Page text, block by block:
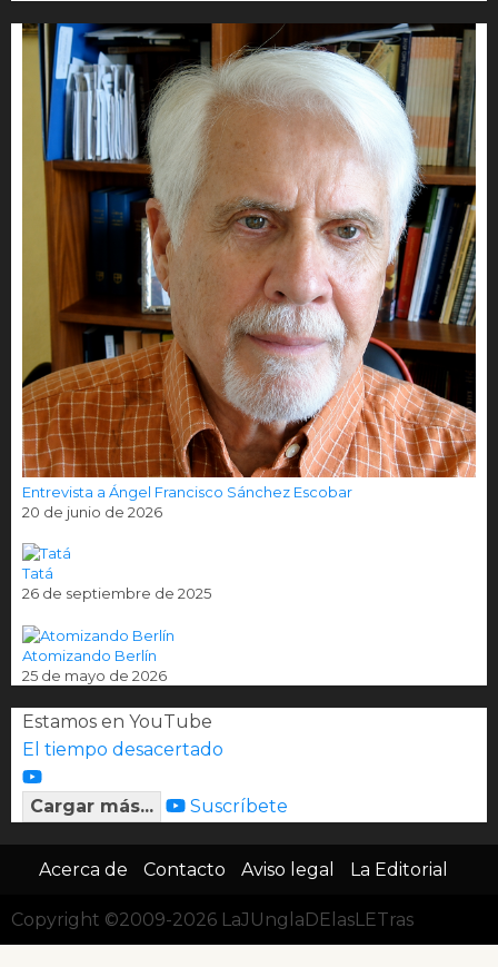
Entrevista a Ángel Francisco Sánchez Escobar
20 de junio de 2026
Tatá
26 de septiembre de 2025
Atomizando Berlín
25 de mayo de 2026
Estamos en YouTube
El tiempo desacertado
Cargar más... Suscríbete
Acerca de Contacto Aviso legal La Editorial
Copyright ©2009-2026 LaJUnglaDElasLETras